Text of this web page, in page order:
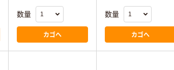
数量
カゴへ
数量
カゴへ